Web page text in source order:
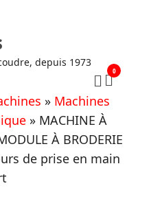
depuis 1973
» Machines
»MACHINE À
À BRODERIE
de prise en main
0